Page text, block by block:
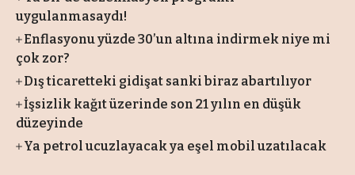
uygulanmasaydı!
Enflasyonu yüzde 30’un altına indirmek niye mi
çok zor?
Dış ticaretteki gidişat sanki biraz abartılıyor
İşsizlik kağıt üzerinde son 21 yılın en düşük
düzeyinde
Ya petrol ucuzlayacak ya eşel mobil uzatılacak